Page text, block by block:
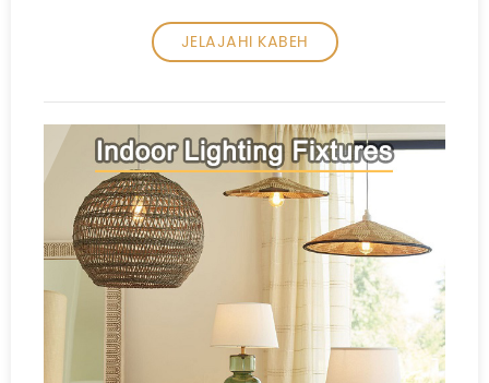
JELAJAHI KABEH